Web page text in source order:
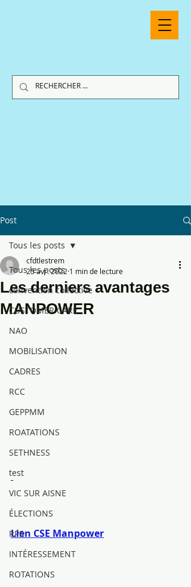
Post
Tous les posts
convention collective
CUSTOMER CARE
NAO
MOBILISATION
CADRES
RCC
GEPPMM
ROATATIONS
SETHNESS
test
VIC SUR AISNE
ÉLECTIONS
RPS
INTÉRESSEMENT
ROTATIONS
Tous les posts
Les derniers avantages
MANPOWER
cfdtlestrem
25 avr. 2022 1 min de lecture
Lien CSE Manpower